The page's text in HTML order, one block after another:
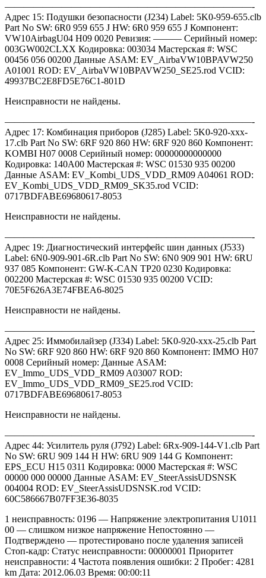
——————————————————————————-
Адрес 15: Подушки безопасности (J234) Label: 5K0-959-655.clb
Part No SW: 6R0 959 655 J HW: 6R0 959 655 J Компонент:
VW10AirbagU04 H09 0020 Ревизия: ——— Серийный номер:
003GW002CLXX Кодировка: 003034 Мастерская #: WSC
00456 056 00200 Данные ASAM: EV_AirbaVW10BPAVW250
A01001 ROD: EV_AirbaVW10BPAVW250_SE25.rod VCID:
49937BC2E8FD5E76C1-801D
Неисправности не найдены.
——————————————————————————-
Адрес 17: Комбинация приборов (J285) Label: 5K0-920-xxx-
17.clb Part No SW: 6RF 920 860 HW: 6RF 920 860 Компонент:
KOMBI H07 0008 Серийный номер: 00000000000000
Кодировка: 140A00 Мастерская #: WSC 01530 935 00200
Данные ASAM: EV_Kombi_UDS_VDD_RM09 A04061 ROD:
EV_Kombi_UDS_VDD_RM09_SK35.rod VCID:
0717BDFABE69680617-8053
Неисправности не найдены.
——————————————————————————-
Адрес 19: Диагностический интерфейс шин данных (J533)
Label: 6N0-909-901-6R.clb Part No SW: 6N0 909 901 HW: 6RU
937 085 Компонент: GW-K-CAN TP20 0230 Кодировка:
002200 Мастерская #: WSC 01530 935 00200 VCID:
70E5F626A3E74FBEA6-8025
Неисправности не найдены.
——————————————————————————-
Адрес 25: Иммобилайзер (J334) Label: 5K0-920-xxx-25.clb Part
No SW: 6RF 920 860 HW: 6RF 920 860 Компонент: IMMO H07
0008 Серийный номер: Данные ASAM:
EV_Immo_UDS_VDD_RM09 A03007 ROD:
EV_Immo_UDS_VDD_RM09_SE25.rod VCID:
0717BDFABE69680617-8053
Неисправности не найдены.
——————————————————————————-
Адрес 44: Усилитель руля (J792) Label: 6Rx-909-144-V1.clb Part
No SW: 6RU 909 144 H HW: 6RU 909 144 G Компонент:
EPS_ECU H15 0311 Кодировка: 0000 Мастерская #: WSC
00000 000 00000 Данные ASAM: EV_SteerAssisUDSNSK
004004 ROD: EV_SteerAssisUDSNSK.rod VCID:
60C586667B07FF3E36-8035
1 неисправность: 0196 — Напряжение электропитания U1011
00 — слишком низкое напряжение Непостоянно —
Подтверждено — протестировано после удаления записей
Стоп-кадр: Статус неисправности: 00000001 Приоритет
неисправности: 4 Частота появления ошибки: 2 Пробег: 4281
km Дата: 2012.06.03 Время: 00:00:11